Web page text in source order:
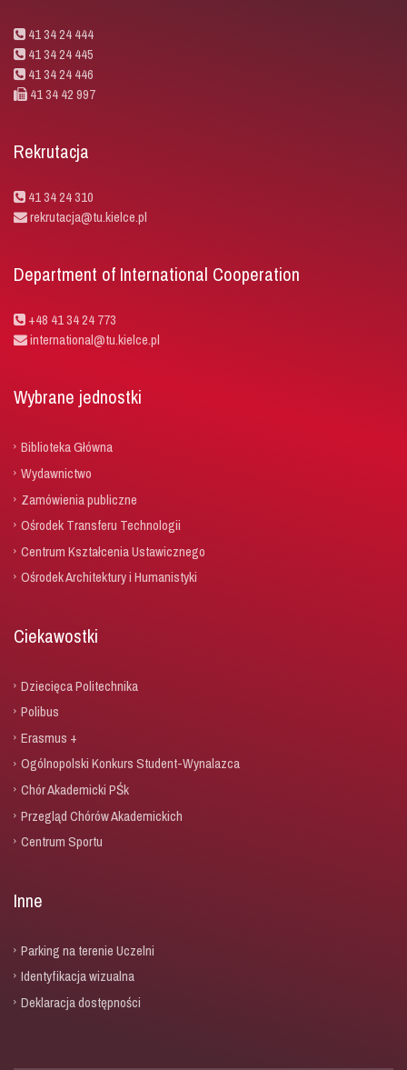
41 34 24 444
41 34 24 445
41 34 24 446
41 34 42 997
Rekrutacja
41 34 24 310
rekrutacja@tu.kielce.pl
Department of International Cooperation
+48 41 34 24 773
international@tu.kielce.pl
Wybrane jednostki
Biblioteka Główna
Wydawnictwo
Zamówienia publiczne
Ośrodek Transferu Technologii
Centrum Kształcenia Ustawicznego
Ośrodek Architektury i Humanistyki
Ciekawostki
Dziecięca Politechnika
Polibus
Erasmus +
Ogólnopolski Konkurs Student-Wynalazca
Chór Akademicki PŚk
Przegląd Chórów Akademickich
Centrum Sportu
Inne
Parking na terenie Uczelni
Identyfikacja wizualna
Deklaracja dostępności